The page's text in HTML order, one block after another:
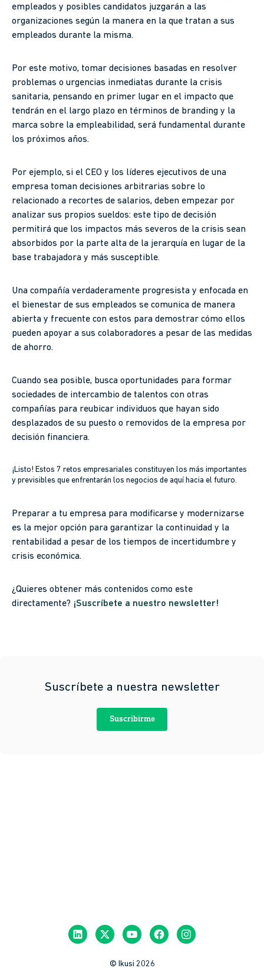
empleados y posibles candidatos juzgarán a las
organizaciones según la manera en la que tratan a sus
empleados durante la misma.
Por este motivo, tomar decisiones basadas en resolver
problemas o urgencias inmediatas durante la crisis
sanitaria, pensando en primer lugar en el impacto que
tendrán en el largo plazo en términos de branding y la
marca sobre la empleabilidad, será fundamental durante
los próximos años.
Por ejemplo, si el CEO y los líderes ejecutivos de una
empresa toman decisiones arbitrarias sobre lo
relacionado a recortes de salarios, deben empezar por
analizar sus propios sueldos: este tipo de decisión
permitirá que los impactos más severos de la crisis sean
absorbidos por la parte alta de la jerarquía en lugar de la
base trabajadora y más susceptible.
Una compañía verdaderamente progresista y enfocada en
el bienestar de sus empleados se comunica de manera
abierta y frecuente con estos para demostrar cómo ellos
pueden apoyar a sus colaboradores a pesar de las medidas
de ahorro.
Cuando sea posible, busca oportunidades para formar
sociedades de intercambio de talentos con otras
compañías para reubicar individuos que hayan sido
desplazados de su puesto o removidos de la empresa por
decisión financiera.
¡Listo! Estos 7 retos empresariales constituyen los más importantes
y previsibles que enfrentarán los negocios de aquí hacia el futuro.
Preparar a tu empresa para modificarse y modernizarse
es la mejor opción para garantizar la continuidad y la
rentabilidad a pesar de los tiempos de incertidumbre y
crisis económica.
¿Quieres obtener más contenidos como este
directamente? ¡Suscríbete a nuestro newsletter!
Suscríbete a nuestra newsletter
Suscribirme
© Ikusi 2026